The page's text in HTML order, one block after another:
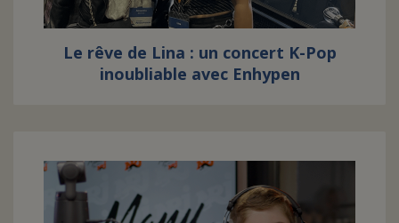
Le rêve de Lina : un concert K-Pop
inoubliable avec Enhypen